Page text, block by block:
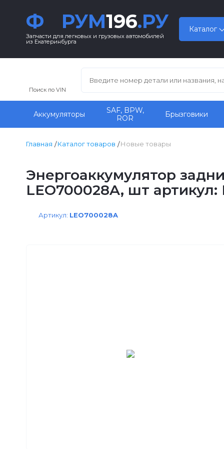
Ф РУМ196.РУ
Запчасти для легковых и грузовых автомобилей
из Екатеринбурга
Каталог
Поиск по VIN
Аккумуляторы
SAF, BPW,
ROR
Брызговики
Главная Каталог товаров Новые товары
Энергоаккумулятор
LEO700028A, шт артикул:
Артикул: LEO700028A